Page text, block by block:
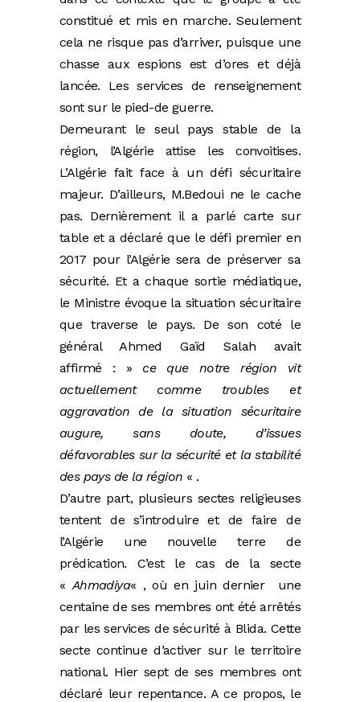
constitué et mis en marche. Seulement
cela ne risque pas d’arriver, puisque une
chasse aux espions est d’ores et déjà
lancée. Les services de renseignement
sont sur le pied-de guerre.
Demeurant le seul pays stable de la
région, l’Algérie attise les convoitises.
L’Algérie fait face à un défi sécuritaire
majeur. D’ailleurs, M.Bedoui ne le cache
pas. Dernièrement il a parlé carte sur
table et a déclaré que le défi premier en
2017 pour l’Algérie sera de préserver sa
sécurité. Et a chaque sortie médiatique,
le Ministre évoque la situation sécuritaire
que traverse le pays. De son coté le
général Ahmed Gaïd Salah avait
affirmé : » ce que notre région vit
actuellement comme troubles et
aggravation de la situation sécuritaire
augure, sans doute, d’issues
défavorables sur la sécurité et la stabilité
des pays de la région « .
D’autre part, plusieurs sectes religieuses
tentent de s’introduire et de faire de
l’Algérie une nouvelle terre de
prédication. C’est le cas de la secte
«Ahmadiya« , où en juin dernier une
centaine de ses membres ont été arrêtés
par les services de sécurité à Blida. Cette
secte continue d’activer sur le territoire
national. Hier sept de ses membres ont
déclaré leur repentance. A ce propos, le